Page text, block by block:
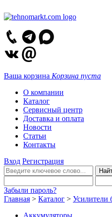
Ваша корзина Корзина пуста
О компании
Каталог
Сервисный центр
Доставка и оплата
Новости
Статьи
Контакты
Вход Регистрация
Забыли пароль?
Главная > Каталог > Усилители
Аккумуляторы